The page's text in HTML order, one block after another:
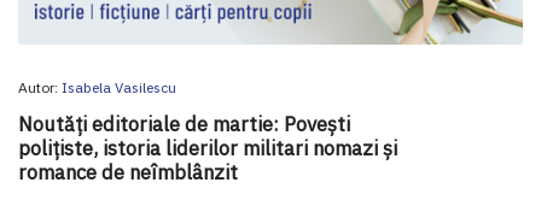
Autor: Isabela Vasilescu
Noutăți editoriale de martie: Povești
polițiste, istoria liderilor militari nomazi și
romance de neîmblânzit